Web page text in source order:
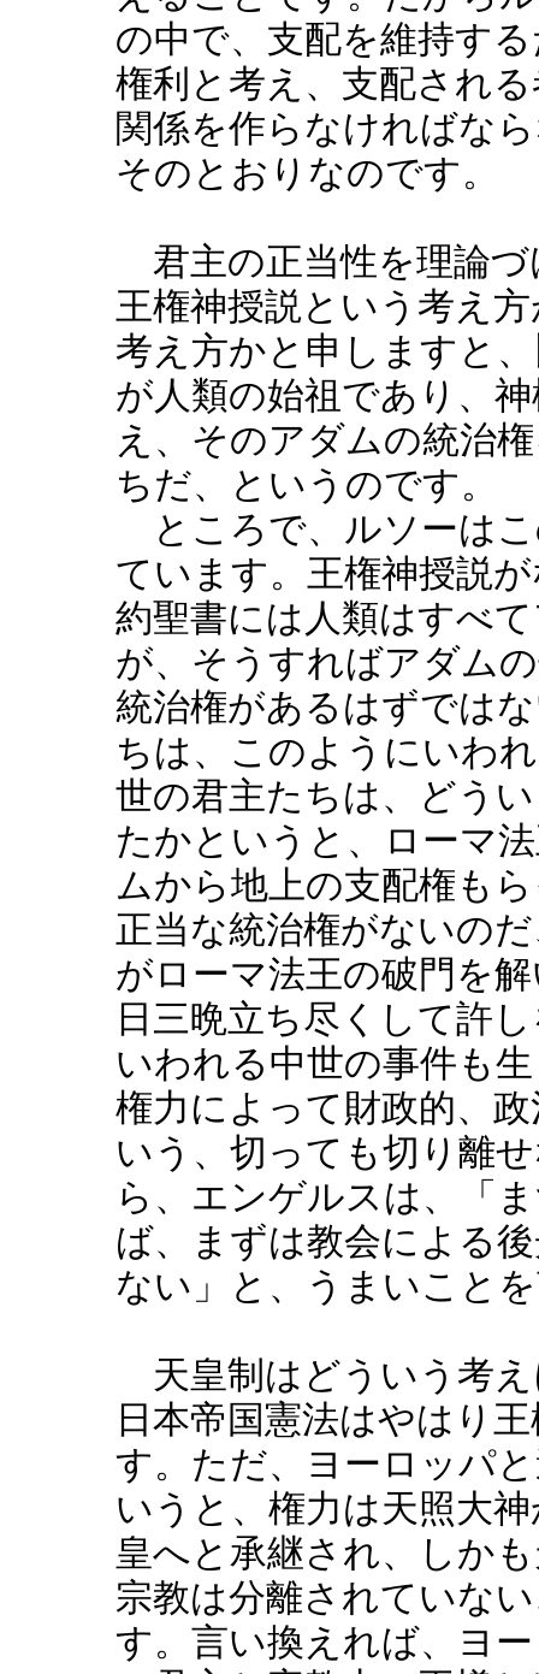
の中で、支配を維持す
権利と考え、支配され
関係を作らなければな
そのとおりなのです。
君主の正当性を理論づ
王権神授説という考え
考え方かと申しますと
が人類の始祖であり、
え、そのアダムの統治
ちだ、というのです。
ところで、ルソーは
ています。王権神授説
約聖書には人類はすべ
が、そうすればアダム
統治権があるはずでは
ちは、このようにいわ
世の君主たちは、どう
たかというと、ローマ
ムから地上の支配権も
正当な統治権がないの
がローマ法王の破門を
日三晩立ち尽くして許
いわれる中世の事件も
権力によって財政的、
いう、切っても切り離
ら、エンゲルスは、「
ば、まずは教会による
ない」と、うまいこと
天皇制はどういう考
日本帝国憲法はやはり
す。ただ、ヨーロッパ
いうと、権力は天照大
皇へと承継され、しか
宗教は分離されていな
す。言い換えれば、ヨ